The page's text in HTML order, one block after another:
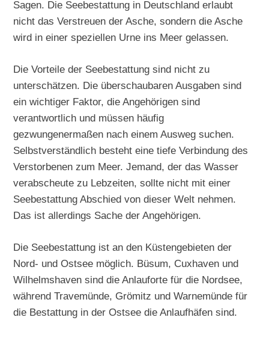
Sagen. Die Seebestattung in Deutschland erlaubt
nicht das Verstreuen der Asche, sondern die Asche
wird in einer speziellen Urne ins Meer gelassen.
Die Vorteile der Seebestattung sind nicht zu
unterschätzen. Die überschaubaren Ausgaben sind
ein wichtiger Faktor, die Angehörigen sind
verantwortlich und müssen häufig
gezwungenermaßen nach einem Ausweg suchen.
Selbstverständlich besteht eine tiefe Verbindung des
Verstorbenen zum Meer. Jemand, der das Wasser
verabscheute zu Lebzeiten, sollte nicht mit einer
Seebestattung Abschied von dieser Welt nehmen.
Das ist allerdings Sache der Angehörigen.
Die Seebestattung ist an den Küstengebieten der
Nord- und Ostsee möglich. Büsum, Cuxhaven und
Wilhelmshaven sind die Anlauforte für die Nordsee,
während Travemünde, Grömitz und Warnemünde für
die Bestattung in der Ostsee die Anlaufhäfen sind.